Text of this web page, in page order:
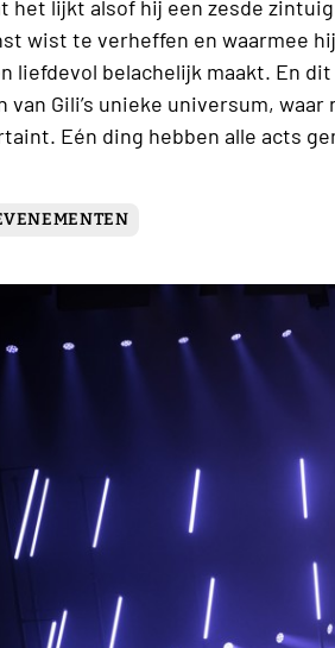
het lijkt alsof hij een zesde
wist te verheffen en waarmee
liefdevol belachelijk maakt. En
van Gili’s unieke universum,
Eén ding hebben alle acts